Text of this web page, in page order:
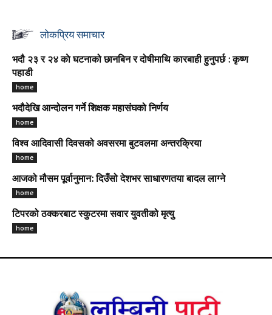
लोकप्रिय समाचार
भदौ २३ र २४ काे घटनाको छानबिन र दोषीमाथि कारबाही हुनुपर्छ : कृष्ण
पहाडी
home
भदौदेखि आन्दोलन गर्ने शिक्षक महासंघको निर्णय
home
विश्व आदिवासी दिवसको अवसरमा बुटवलमा अन्तरक्रिया
home
आजको मौसम पूर्वानुमान: दिउँसो देशभर साधारणतया बादल लाग्ने
home
टिपरको ठक्करबाट स्कुटरमा सवार युवतीको मृत्यु
home